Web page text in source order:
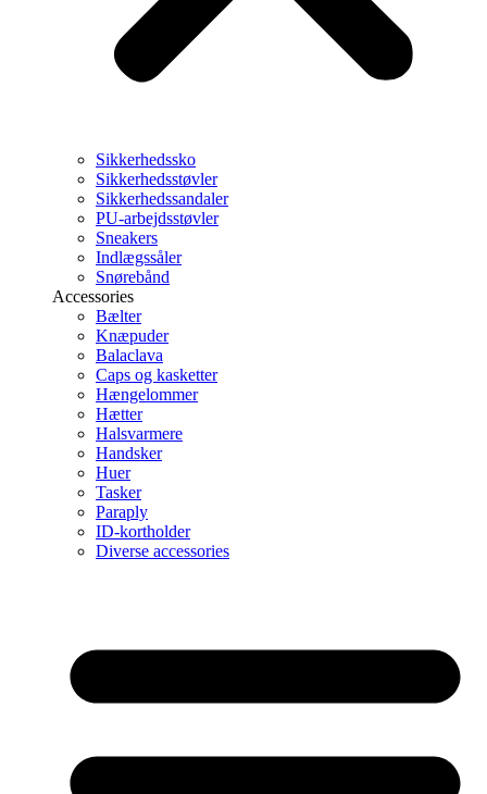
Sikkerhedssko
Sikkerhedsstøvler
Sikkerhedssandaler
PU-arbejdsstøvler
Sneakers
Indlægssåler
Snørebånd
Accessories
Bælter
Knæpuder
Balaclava
Caps og kasketter
Hængelommer
Hætter
Halsvarmere
Handsker
Huer
Tasker
Paraply
ID-kortholder
Diverse accessories